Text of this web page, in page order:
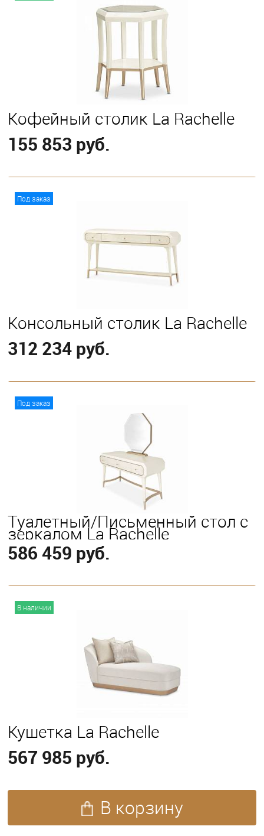
Кофейный столик La Rachelle
155 853 руб.
Под заказ
Консольный столик La Rachelle
312 234 руб.
Под заказ
Туалетный/Письменный стол с
зеркалом La Rachelle
586 459 руб.
В наличии
Кушетка La Rachelle
567 985 руб.
В корзину